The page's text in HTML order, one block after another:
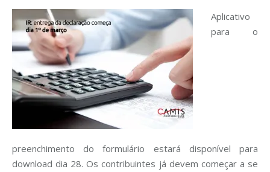
Aplicativo
para o
preenchimento do formulário estará disponível para
download dia 28. Os contribuintes já devem começar a se